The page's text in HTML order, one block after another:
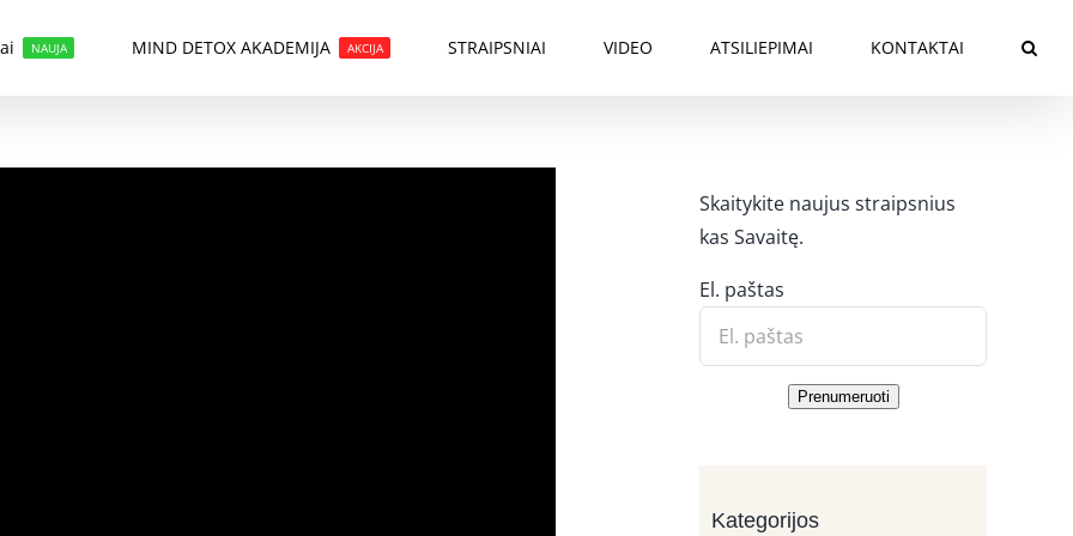
NAUJA MIND DETOX AKADEMIJA AKCIJA STRAIPSNIAI VIDEO ATSILIEPIMAI KONTAKTAI
Skaitykite naujus straipsnius
kas Savaitę.
El. paštas
Prenumeruoti
Kategorijos